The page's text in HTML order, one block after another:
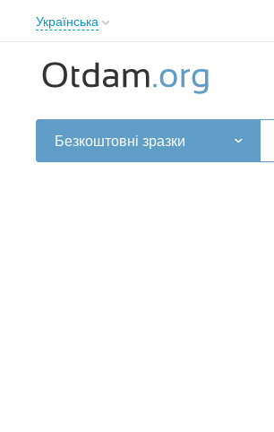
Українська
English
Русский
Українська
Безкоштовні зразки